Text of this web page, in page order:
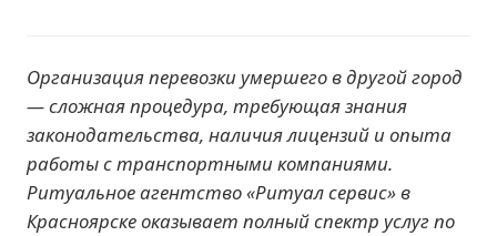
Организация перевозки умершего в другой город
— сложная процедура, требующая знания
законодательства, наличия лицензий и опыта
работы с транспортными компаниями.
Ритуальное агентство «Ритуал сервис» в
Красноярске оказывает полный спектр услуг по